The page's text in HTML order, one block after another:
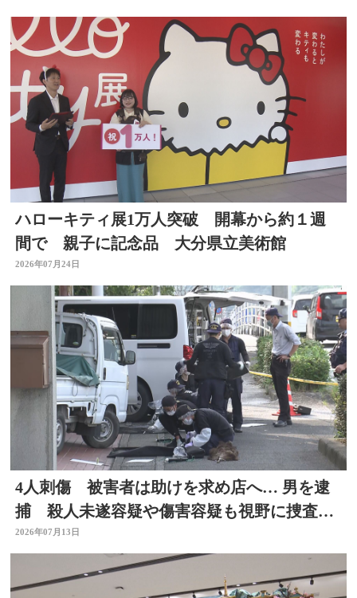
ハローキティ展1万人突破 開幕から約１週
間で 親子に記念品 大分県立美術館
2026年07月24日
4人刺傷 被害者は助けを求め店へ… 男を逮
捕 殺人未遂容疑や傷害容疑も視野に捜査
大分県佐伯市
2026年07月13日